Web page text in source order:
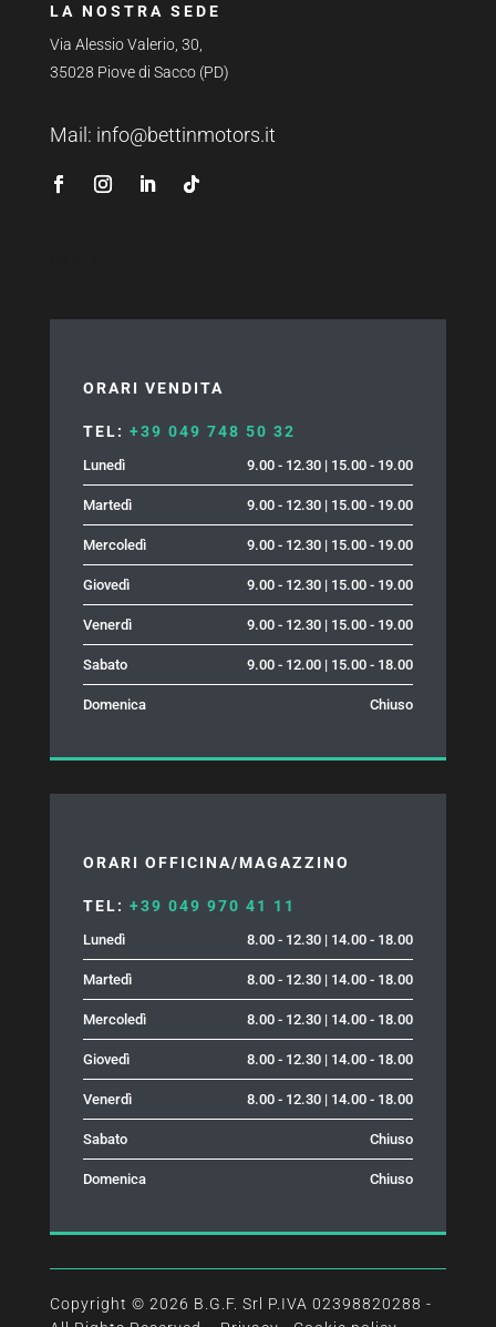
LA NOSTRA SEDE
Via Alessio Valerio, 30,
35028 Piove di Sacco (PD)
Mail: info@bettinmotors.it
ORARI VENDITA
TEL: +39 049 748 50 32
Lunedì 9.00 - 12.30 | 15.00 - 19.00
Martedì 9.00 - 12.30 | 15.00 - 19.00
Mercoledì 9.00 - 12.30 | 15.00 - 19.00
Giovedì 9.00 - 12.30 | 15.00 - 19.00
Venerdì 9.00 - 12.30 | 15.00 - 19.00
Sabato 9.00 - 12.00 | 15.00 - 18.00
Domenica Chiuso
ORARI OFFICINA/MAGAZZINO
TEL: +39 049 970 41 11
Lunedì 8.00 - 12.30 | 14.00 - 18.00
Martedì 8.00 - 12.30 | 14.00 - 18.00
Mercoledì 8.00 - 12.30 | 14.00 - 18.00
Giovedì 8.00 - 12.30 | 14.00 - 18.00
Venerdì 8.00 - 12.30 | 14.00 - 18.00
Sabato Chiuso
Domenica Chiuso
Copyright © 2026 B.G.F. Srl P.IVA 02398820288 -